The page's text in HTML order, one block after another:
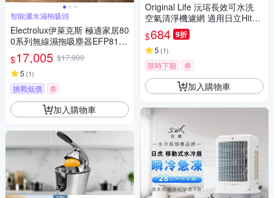
智能灑水濕拖吸頭
Electrolux伊萊克斯 極適家居80
0系列無線濕拖吸塵器EFP8182
$17,005 $17,900
5 (1)
挑戰低價 券
加入購物車
Original Life 沅瑢長效可水洗
空氣清淨機濾網 適用日立Hitac
hi：RD-200HH
$684 9折
5 (1)
限時下殺 券
加入購物車